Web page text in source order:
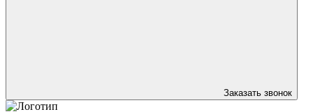
Заказать звонок